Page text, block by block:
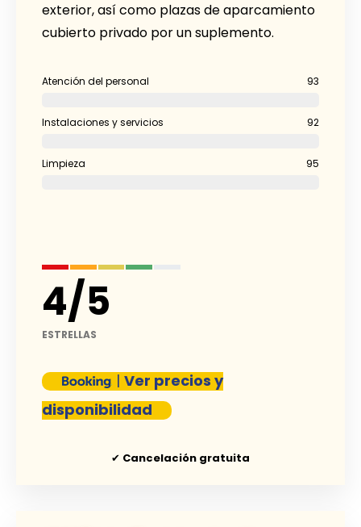
exterior, así como plazas de aparcamiento
cubierto privado por un suplemento.
Atención del personal 93
Instalaciones y servicios 92
Limpieza 95
4/5
ESTRELLAS
| Ver precios y
disponibilidad
✔ Cancelación gratuita